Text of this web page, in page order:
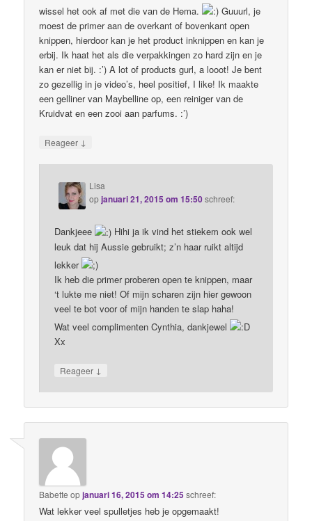
wissel het ook af met die van de Hema.
Guuurl, je
moest de primer aan de overkant of bovenkant open
knippen, hierdoor kan je het product inknippen en kan je
erbij. Ik haat het als die verpakkingen zo hard zijn en je
kan er niet bij. :’) A lot of products gurl, a looot! Je bent
zo gezellig in je video’s, heel positief, I like! Ik maakte
een gelliner van Maybelline op, een reiniger van de
Kruidvat en een zooi aan parfums. :’)
Reageer ↓
Lisa
opjanuari 21, 2015 om 15:50schreef:
Dankjeee
Hihi ja ik vind het stiekem ook wel
leuk dat hij Aussie gebruikt; z’n haar ruikt altijd
lekker
Ik heb die primer proberen open te knippen, maar
‘t lukte me niet! Of mijn scharen zijn hier gewoon
veel te bot voor of mijn handen te slap haha!
Wat veel complimenten Cynthia, dankjewel
Xx
Reageer ↓
Babette opjanuari 16, 2015 om 14:25 schreef:
Wat lekker veel spulletjes heb je opgemaakt!